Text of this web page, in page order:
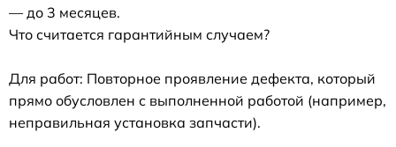
— до 3 месяцев.
Что считается гарантийным случаем?
Для работ: Повторное проявление дефекта, который
прямо обусловлен с выполненной работой (например,
неправильная установка запчасти).